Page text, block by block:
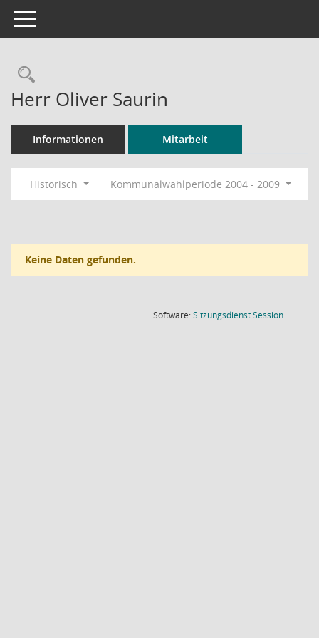
Toggle navigation
Rechercheauswahl
Herr Oliver Saurin
Informationen Mitarbeit
Historisch Kommunalwahlperiode 2004 - 2009
Keine Daten gefunden.
Software:SitzungsdienstSession(Wird in